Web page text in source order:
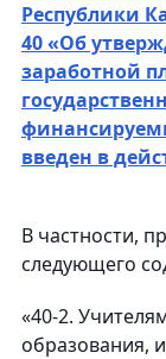
Республики
40 «Об
заработной
введен в
В частности,
следующего
«40-2.
образования,